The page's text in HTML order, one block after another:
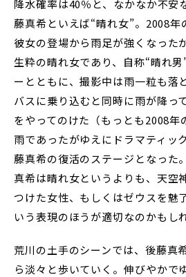
降水確率は40％と、なかなか不安
藤真希といえば“晴れ女”。2008
彼女の登場から雨足が強くなった
生粋の晴れ女であり、自称“晴れ
ーとともに、撮影中は雨一粒も落
バスに乗り込むと同時に雨が降っ
をやってのけた（もっとも2008
雨であったがゆえにドラマティッ
藤真希の復活のステージとなった
真希は晴れ女というよりも、天空
つけた女性、もしくはゼウスを魅
いう表現のほうが適切なのかもし
荒川の土手のシーンでは、後藤真
ら淡々と歩いていく。伸びやかで